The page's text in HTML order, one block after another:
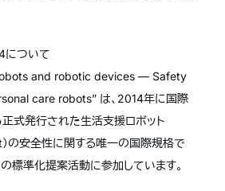
ついて
and robotic devices — Safety
care robots” は、2014年に国際
正式発行された生活支援ロボット
の安全性に関する唯一の国際規格で
標準化提案活動に参加しています。